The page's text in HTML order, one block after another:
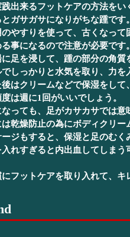
出来るフットケアの方法をい
ガサガサになりがちな踵です。
やすりを使って、古くなっ
事になるので注意が必要です。
足を浸して、踵の部分の角質
しっかりと水気を取り、力を
はクリームなどで保湿をして
は週に1回がいいでしょう。
っても、足がカサカサでは意
乾燥防止の為にボディクリー
ジもすると、保湿と足のむく
れすぎると内出血してしま
フットケアを取り入れて、